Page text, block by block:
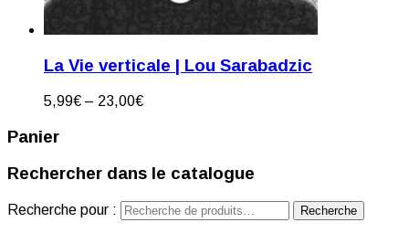
La Vie verticale | Lou Sarabadzic
5,99€ – 23,00€
Panier
Rechercher dans le catalogue
Recherche pour : Recherche